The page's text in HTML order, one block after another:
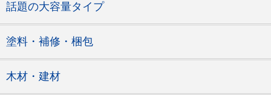
話題の大容量タイプ
塗料・補修・梱包
木材・建材